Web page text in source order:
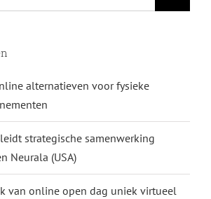
alternatieven voor fysieke
strategische samenwerking
Neurala (USA)
van online open dag uniek virtueel